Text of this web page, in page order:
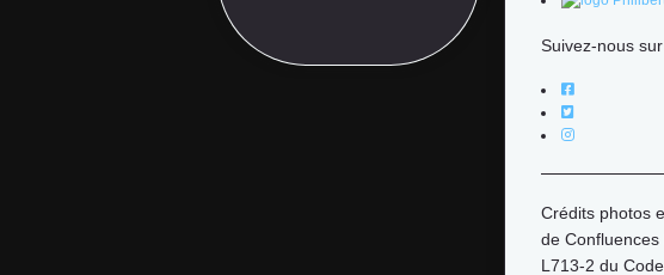
Suivez-nous
Crédits photos
de
L713-2 du